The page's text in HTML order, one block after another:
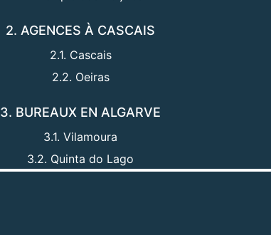
2. AGENCES À CASCAIS
2.1. Cascais
2.2. Oeiras
3. BUREAUX EN ALGARVE
3.1. Vilamoura
3.2. Quinta do Lago